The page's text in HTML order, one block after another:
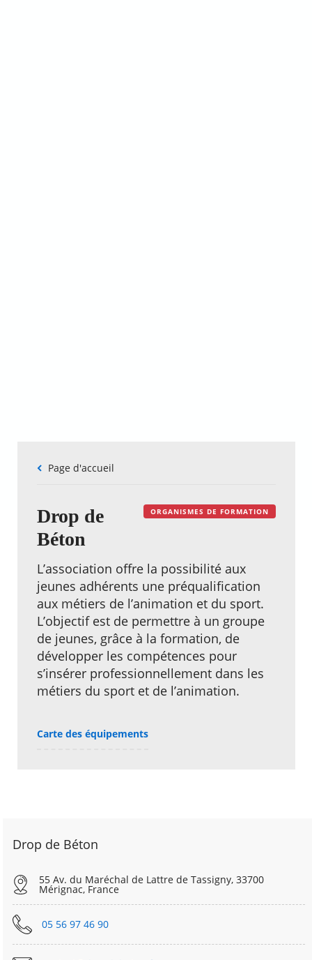
Fil
Page d'accueil
ORGANISMES DE FORMATION
Drop de
Béton
L’association offre la possibilité aux
jeunes adhérents une préqualification
aux métiers de l’animation et du sport.
L’objectif est de permettre à un groupe
de jeunes, grâce à la formation, de
développer les compétences pour
s’insérer professionnellement dans les
métiers du sport et de l’animation.
Carte des équipements
Drop de Béton
55 Av. du Maréchal de Lattre de Tassigny, 33700
Mérignac, France
05 56 97 46 90